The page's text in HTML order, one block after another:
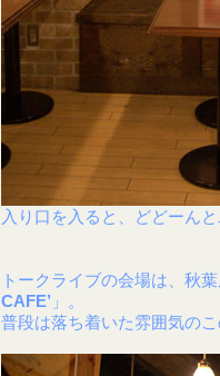
入り口を入ると、どどーん
トークライブの会場は、秋
CAFE’ 」。
普段は落ち着いた雰囲気の